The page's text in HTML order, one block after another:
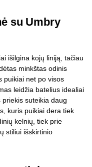
su Umbry
išilgina kojų liniją, tačiau
minkštas odinis
puikiai net po visos
leidžia batelius idealiai
suteikia daug
kuris puikiai dera tiek
kelnių, tiek prie
stiliui išskirtinio